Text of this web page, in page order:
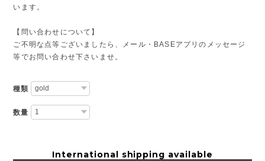
います。
【問い合わせについて】
ご不明な点等ございましたら、メール・BASEアプリのメッセージ
等でお問い合わせ下さいませ。
種類
数量
International shipping available